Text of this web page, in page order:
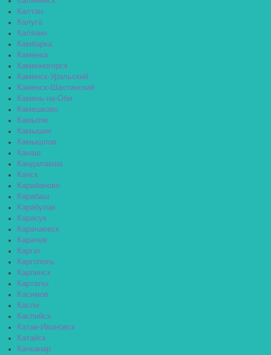
Калтан
Калуга
Калязин
Камбарка
Каменка
Каменногорск
Каменск-Уральский
Каменск-Шахтинский
Камень-на-Оби
Камешково
Камызяк
Камышин
Камышлов
Канаш
Кандалакша
Канск
Карабаново
Карабаш
Карабулак
Карасук
Карачаевск
Карачев
Каргат
Каргополь
Карпинск
Карталы
Касимов
Касли
Каспийск
Катав-Ивановск
Катайск
Качканар